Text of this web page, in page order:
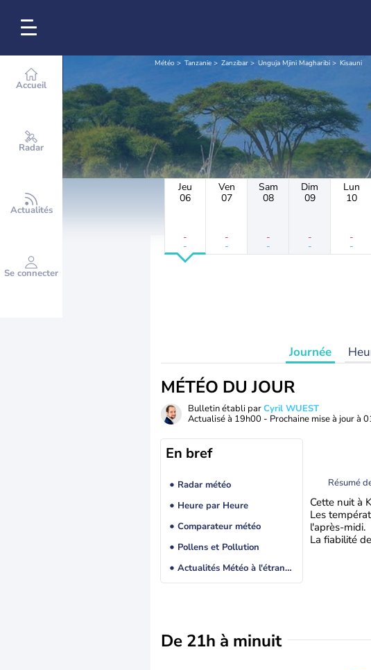
Accueil
Radar
Actualités
Se connecter
Météo Tanzanie Zanzibar Unguja Mjini Magharibi Kisauni
Jeu
06
-
-
Ven
07
-
-
Sam
08
-
-
Dim
09
-
-
Lun
10
-
-
Journée
MÉTÉO DU JOUR
Bulletin établi parCyril WUEST
Actualisé à 19h00 - Prochaine mise à jour à
En bref
Radar météo
Heure par Heure
Comparateur météo
Pollens et Pollution
Actualités Météo à l'étranger
Résumé
Cette nuit à
Les
l'après-midi.
La fiabilité
De 21h à minuit